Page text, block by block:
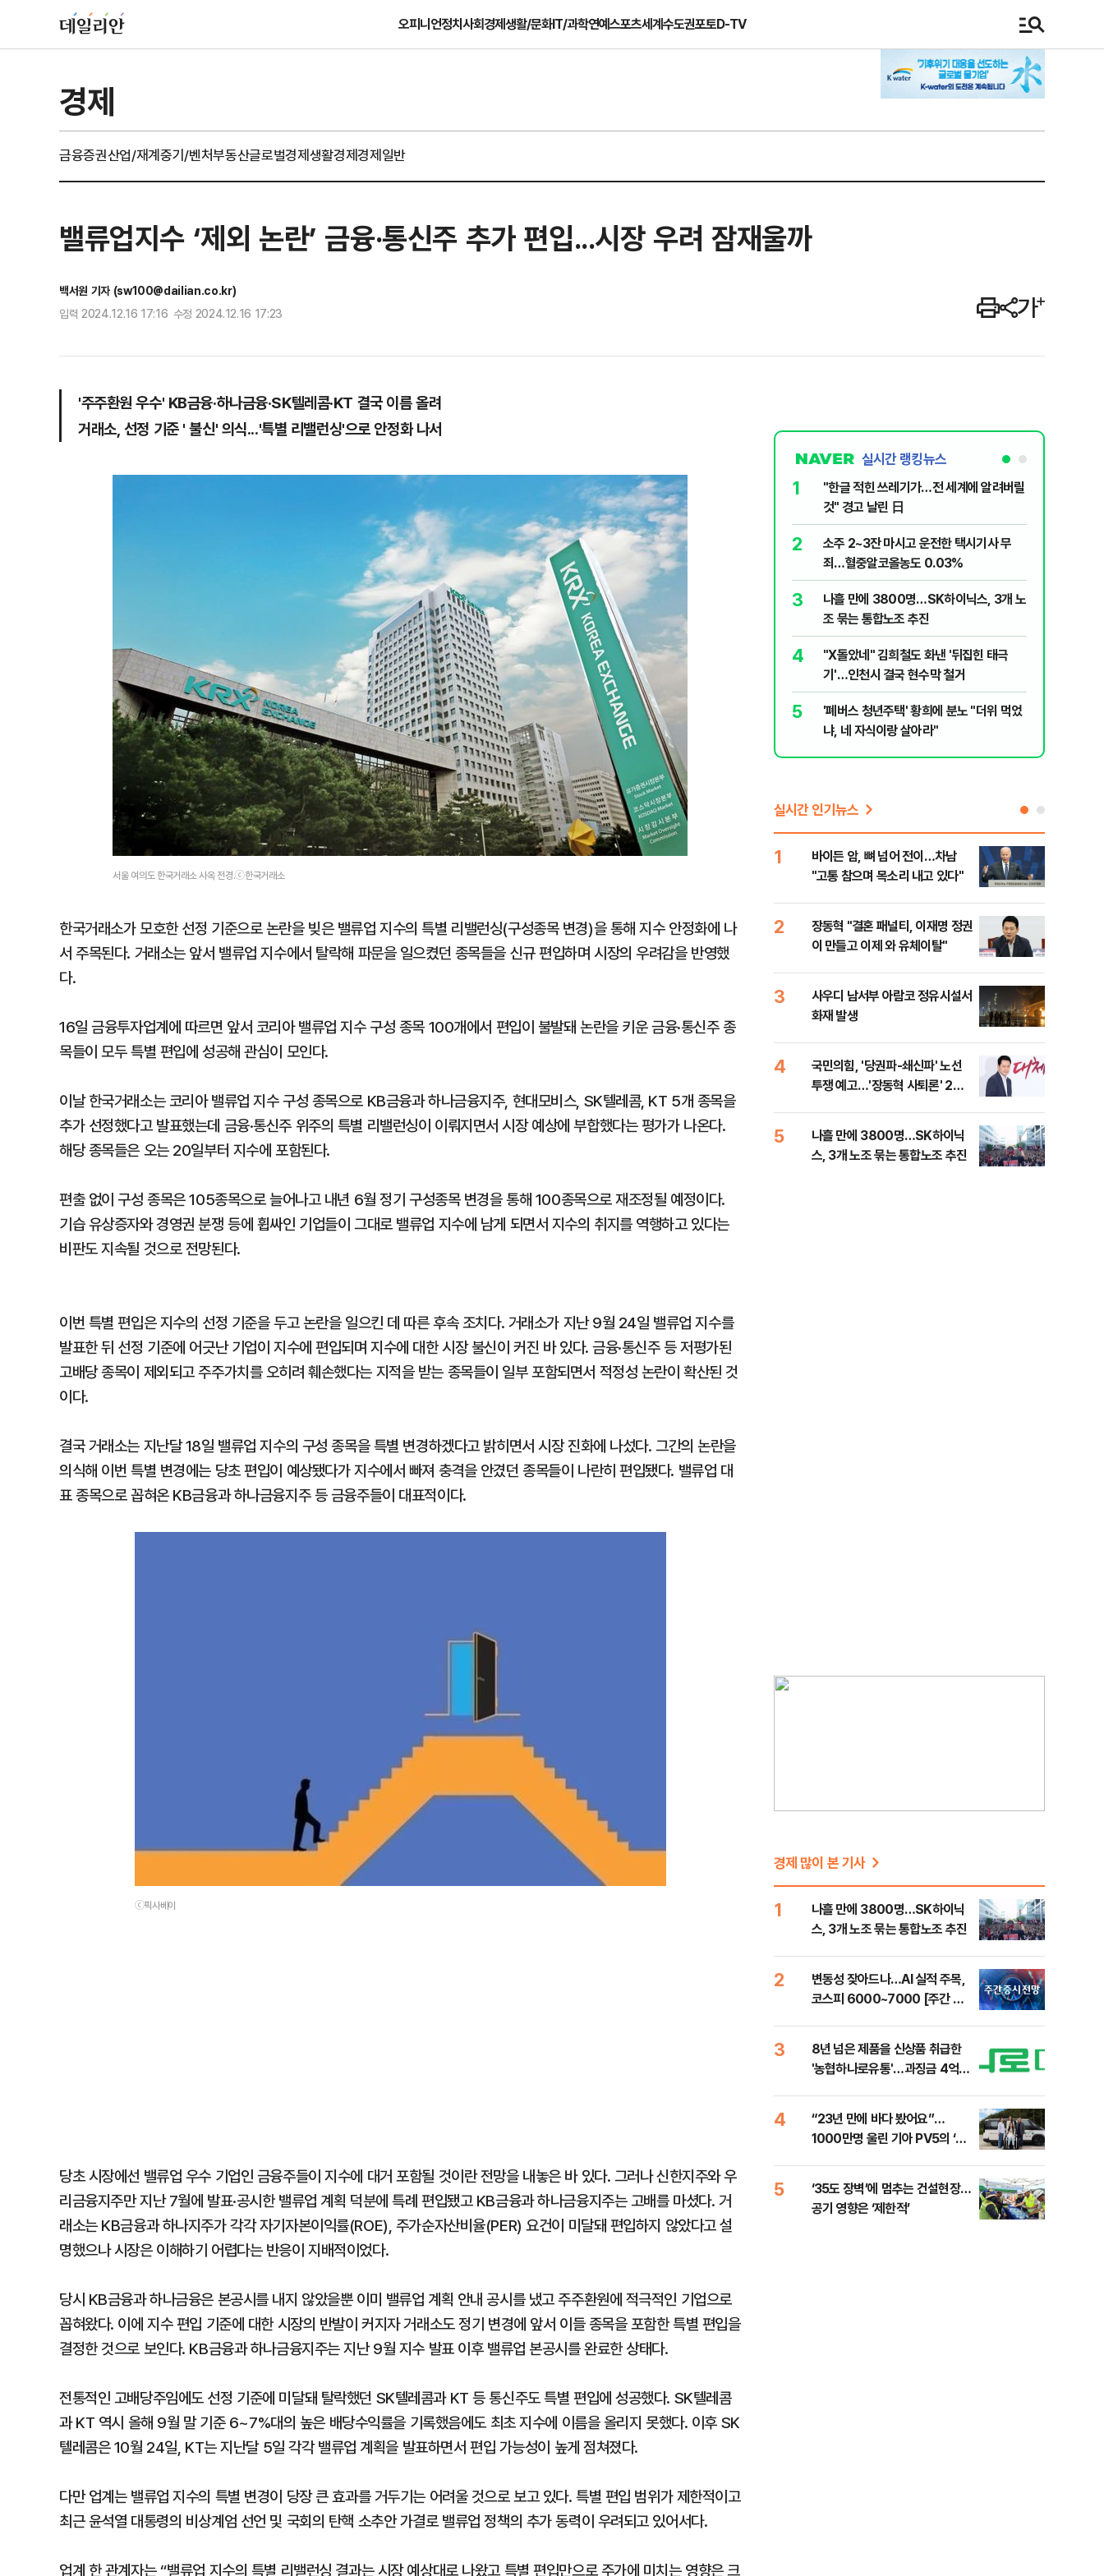
오피니언정치사회경제생활/문화IT/과학연예스포츠세계수도권포토D-TV
경제
금융증권산업/재계중기/벤처부동산글로벌경제생활경제경제일반
밸류업지수 ‘제외 논란’ 금융·통신주 추가 편입...시장 우려 잠재울까
백서원 기자 (sw100@dailian.co.kr)
입력 2024.12.16 17:16 수정 2024.12.16 17:23
'주주환원 우수' KB금융·하나금융·SK텔레콤·KT 결국 이름 올려
거래소, 선정 기준 ' 불신' 의식...'특별 리밸런싱'으로 안정화 나서
서울 여의도 한국거래소 사옥 전경.ⓒ한국거래소
한국거래소가 모호한 선정 기준으로 논란을 빚은 밸류업 지수의 특별 리밸런싱(구성종목 변경)을 통해 지수 안정화에 나
서 주목된다. 거래소는 앞서 밸류업 지수에서 탈락해 파문을 일으켰던 종목들을 신규 편입하며 시장의 우려감을 반영했
다.
16일 금융투자업계에 따르면 앞서 코리아 밸류업 지수 구성 종목 100개에서 편입이 불발돼 논란을 키운 금융·통신주 종
목들이 모두 특별 편입에 성공해 관심이 모인다.
이날 한국거래소는 코리아 밸류업 지수 구성 종목으로 KB금융과 하나금융지주, 현대모비스, SK텔레콤, KT 5개 종목을
추가 선정했다고 발표했는데 금융·통신주 위주의 특별 리밸런싱이 이뤄지면서 시장 예상에 부합했다는 평가가 나온다.
해당 종목들은 오는 20일부터 지수에 포함된다.
편출 없이 구성 종목은 105종목으로 늘어나고 내년 6월 정기 구성종목 변경을 통해 100종목으로 재조정될 예정이다.
기습 유상증자와 경영권 분쟁 등에 휩싸인 기업들이 그대로 밸류업 지수에 남게 되면서 지수의 취지를 역행하고 있다는
비판도 지속될 것으로 전망된다.
이번 특별 편입은 지수의 선정 기준을 두고 논란을 일으킨 데 따른 후속 조치다. 거래소가 지난 9월 24일 밸류업 지수를
발표한 뒤 선정 기준에 어긋난 기업이 지수에 편입되며 지수에 대한 시장 불신이 커진 바 있다. 금융·통신주 등 저평가된
고배당 종목이 제외되고 주주가치를 오히려 훼손했다는 지적을 받는 종목들이 일부 포함되면서 적정성 논란이 확산된 것
이다.
결국 거래소는 지난달 18일 밸류업 지수의 구성 종목을 특별 변경하겠다고 밝히면서 시장 진화에 나섰다. 그간의 논란을
의식해 이번 특별 변경에는 당초 편입이 예상됐다가 지수에서 빠져 충격을 안겼던 종목들이 나란히 편입됐다. 밸류업 대
표 종목으로 꼽혀온 KB금융과 하나금융지주 등 금융주들이 대표적이다.
ⓒ픽사베이
당초 시장에선 밸류업 우수 기업인 금융주들이 지수에 대거 포함될 것이란 전망을 내놓은 바 있다. 그러나 신한지주와 우
리금융지주만 지난 7월에 발표·공시한 밸류업 계획 덕분에 특례 편입됐고 KB금융과 하나금융지주는 고배를 마셨다. 거
래소는 KB금융과 하나지주가 각각 자기자본이익률(ROE), 주가순자산비율(PER) 요건이 미달돼 편입하지 않았다고 설
명했으나 시장은 이해하기 어렵다는 반응이 지배적이었다.
당시 KB금융과 하나금융은 본공시를 내지 않았을뿐 이미 밸류업 계획 안내 공시를 냈고 주주환원에 적극적인 기업으로
꼽혀왔다. 이에 지수 편입 기준에 대한 시장의 반발이 커지자 거래소도 정기 변경에 앞서 이들 종목을 포함한 특별 편입을
결정한 것으로 보인다. KB금융과 하나금융지주는 지난 9월 지수 발표 이후 밸류업 본공시를 완료한 상태다.
전통적인 고배당주임에도 선정 기준에 미달돼 탈락했던 SK텔레콤과 KT 등 통신주도 특별 편입에 성공했다. SK텔레콤
과 KT 역시 올해 9월 말 기준 6~7%대의 높은 배당수익률을 기록했음에도 최초 지수에 이름을 올리지 못했다. 이후 SK
텔레콤은 10월 24일, KT는 지난달 5일 각각 밸류업 계획을 발표하면서 편입 가능성이 높게 점쳐졌다.
다만 업계는 밸류업 지수의 특별 변경이 당장 큰 효과를 거두기는 어려울 것으로 보고 있다. 특별 편입 범위가 제한적이고
최근 윤석열 대통령의 비상계엄 선언 및 국회의 탄핵 소추안 가결로 밸류업 정책의 추가 동력이 우려되고 있어서다.
업계 한 관계자는 “밸류업 지수의 특별 리밸런싱 결과는 시장 예상대로 나왔고 특별 편입만으로 주가에 미치는 영향은 크
실시간 랭킹뉴스
1
"한글 적힌 쓰레기가…전 세계에 알려버릴
것" 경고 날린 日
2
소주 2~3잔 마시고 운전한 택시기사 무
죄…혈중알코올농도 0.03%
3
나흘 만에 3800명…SK하이닉스, 3개 노
조 묶는 통합노조 추진
4
"X돌았네" 김희철도 화낸 '뒤집힌 태극
기'…인천시 결국 현수막 철거
5
'폐버스 청년주택' 황희에 분노 "더위 먹었
냐, 네 자식이랑 살아라"
실시간 인기뉴스
1
바이든 암, 뼈 넘어 전이…차남
"고통 참으며 목소리 내고 있다"
2
장동혁 "결혼 패널티, 이재명 정권
이 만들고 이제 와 유체이탈"
3
사우디 남서부 아람코 정유시설서
화재 발생
4
국민의힘, '당권파-쇄신파' 노선
투쟁 예고…'장동혁 사퇴론' 2차
5
나흘 만에 3800명…SK하이닉
스, 3개 노조 묶는 통합노조 추진
경제 많이 본 기사
1
나흘 만에 3800명…SK하이닉
스, 3개 노조 묶는 통합노조 추진
2
변동성 잦아드나…AI 실적 주목,
코스피 6000~7000 [주간 증
3
8년 넘은 제품을 신상품 취급한
'농협하나로유통'…과징금 4억
4
“23년 만에 바다 봤어요”…
1000만명 울린 기아 PV5의 ‘움
5
‘35도 장벽’에 멈추는 건설현장…
공기 영향은 ‘제한적’